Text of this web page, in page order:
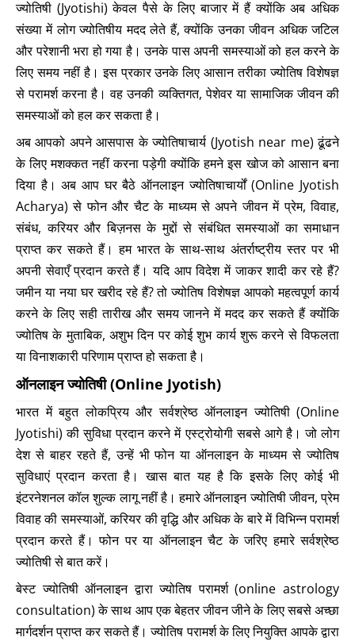
ज्योतिषी (Jyotishi) केवल पैसे के लिए बाजार में हैं क्योंकि अब अधिक
संख्या में लोग ज्योतिषीय मदद लेते हैं, क्योंकि उनका जीवन अधिक जटिल
और परेशानी भरा हो गया है। उनके पास अपनी समस्याओं को हल करने के
लिए समय नहीं है। इस प्रकार उनके लिए आसान तरीका ज्योतिष विशेषज्ञ
से परामर्श करना है। वह उनकी व्यक्तिगत, पेशेवर या सामाजिक जीवन की
समस्याओं को हल कर सकता है।
अब आपको अपने आसपास के ज्योतिषाचार्य (Jyotish near me) ढूंढने
के लिए मशक्कत नहीं करना पड़ेगी क्योंकि हमने इस खोज को आसान बना
दिया है। अब आप घर बैठे ऑनलाइन ज्योतिषाचार्यों (Online Jyotish
Acharya) से फोन और चैट के माध्यम से अपने जीवन में प्रेम, विवाह,
संबंध, करियर और बिज़नस के मुद्दों से संबंधित समस्याओं का समाधान
प्राप्त कर सकते हैं। हम भारत के साथ-साथ अंतर्राष्ट्रीय स्तर पर भी
अपनी सेवाएँ प्रदान करते हैं। यदि आप विदेश में जाकर शादी कर रहे हैं?
जमीन या नया घर खरीद रहे हैं? तो ज्योतिष विशेषज्ञ आपको महत्वपूर्ण कार्य
करने के लिए सही तारीख और समय जानने में मदद कर सकते हैं क्योंकि
ज्योतिष के मुताबिक, अशुभ दिन पर कोई शुभ कार्य शुरू करने से विफलता
या विनाशकारी परिणाम प्राप्त हो सकता है।
ऑनलाइन ज्योतिषी (Online Jyotish)
भारत में बहुत लोकप्रिय और सर्वश्रेष्ठ ऑनलाइन ज्योतिषी (Online
Jyotishi) की सुविधा प्रदान करने में एस्ट्रोयोगी सबसे आगे है। जो लोग
देश से बाहर रहते हैं, उन्हें भी फोन या ऑनलाइन के माध्यम से ज्योतिष
सुविधाएं प्रदान करता है। खास बात यह है कि इसके लिए कोई भी
इंटरनेशनल कॉल शुल्क लागू नहीं है। हमारे ऑनलाइन ज्योतिषी जीवन, प्रेम
विवाह की समस्याओं, करियर की वृद्धि और अधिक के बारे में विभिन्न परामर्श
प्रदान करते हैं। फोन पर या ऑनलाइन चैट के जरिए हमारे सर्वश्रेष्ठ
ज्योतिषी से बात करें।
बेस्ट ज्योतिषी ऑनलाइन द्वारा ज्योतिष परामर्श (online astrology
consultation) के साथ आप एक बेहतर जीवन जीने के लिए सबसे अच्छा
मार्गदर्शन प्राप्त कर सकते हैं। ज्योतिष परामर्श के लिए नियुक्ति आपके द्वारा